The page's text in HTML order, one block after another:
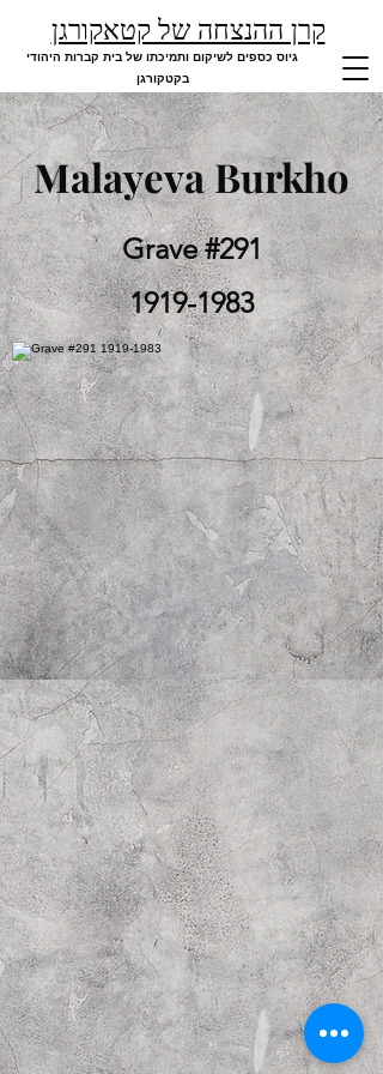
קרן ההנצחה של קטאקורגן
גיוס כספים לשיקום ותמיכתו של בית קברות היהודי
בקטקורגן
Malayeva Burkho
Grave #291
1919-1983